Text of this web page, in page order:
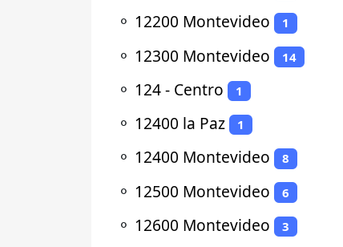
⚬ 12200 Montevideo 1
⚬ 12300 Montevideo 14
⚬ 124 - Centro 1
⚬ 12400 la Paz 1
⚬ 12400 Montevideo 8
⚬ 12500 Montevideo 6
⚬ 12600 Montevideo 3